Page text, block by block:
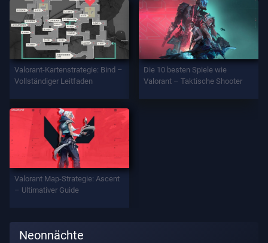
Waffen
Battlepass
INFORMATION
Datenschutz
ARTIKEL
Valorant-Kartenstrategie: Bind –
Vollständiger Leitfaden
Die 10 besten Spiele wie
Valorant – Taktische Shooter
Valorant Map-Strategie: Ascent
– Ultimativer Guide
Neonnächte